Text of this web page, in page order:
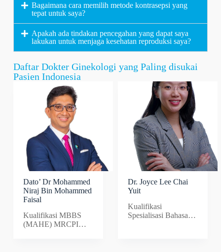
Bagaimana cara memilih metode kontrasepsi yang
tepat untuk saya?
Apakah ada tindakan pencegahan yang dapat saya
lakukan untuk menjaga kesehatan reproduksi saya?
Daftar Dokter Ginekologi yang Paling disukai
Pasien Indonesia
Dato’ Dr Mohammed
Niraj Bin Mohammed
Faisal
Kualifikasi MBBS
(MAHE) MRCPI
Dr. Joyce Lee Chai
Yuit
Kualifikasi
Spesialisasi Bahasa